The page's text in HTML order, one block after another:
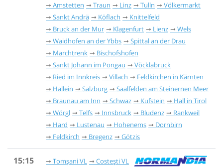
Amstetten
Traun Linz Tulln
Völkermarkt
Sankt Andrä
Köflach
Knittelfeld
Bruck an der Mur
Klagenfurt Lienz
Wels
Waidhofen an der Ybbs
Spittal an der Drau
Marchtrenk
Bischofshofen
Sankt Johann im Pongau
Vöcklabruck
Ried im Innkreis
Villach
Feldkirchen in Kärnten
Hallein
Salzburg
Saalfelden am Steinernen Meer
Braunau am Inn
Schwaz Kufstein
Hall in Tirol
Wörgl
Telfs Innsbruck Bludenz
Rankweil
Hard
Lustenau Hohenems
Dornbirn
Feldkirch
Bregenz Götzis
15:15 Tomșani VL
Costești VL